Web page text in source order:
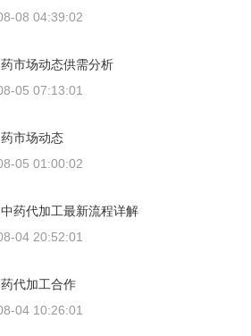
08 04:39:02
市场动态供需分析
05 07:13:01
市场动态
05 01:00:02
药代加工最新流程详解
04 20:52:01
代加工合作
04 10:26:01